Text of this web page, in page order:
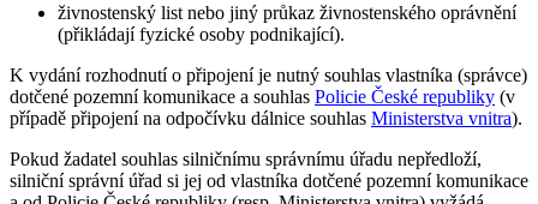
živnostenský list nebo jiný průkaz živnostenského oprávnění
(přikládají fyzické osoby podnikající).
K vydání rozhodnutí o připojení je nutný souhlas vlastníka (správce)
dotčené pozemní komunikace a souhlas Policie České republiky (v
případě připojení na odpočívku dálnice souhlas Ministerstva vnitra).
Pokud žadatel souhlas silničnímu správnímu úřadu nepředloží,
silniční správní úřad si jej od vlastníka dotčené pozemní komunikace